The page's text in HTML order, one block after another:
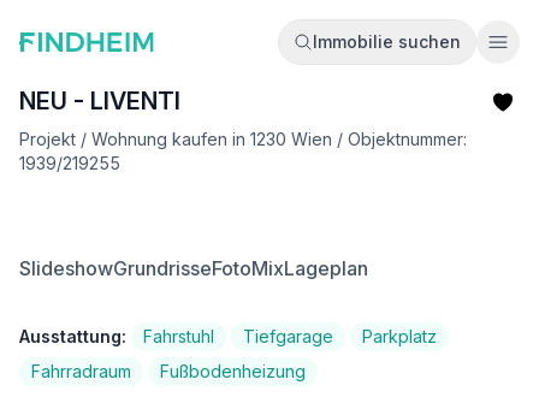
Immobilie suchen
NEU - LIVENTI
Projekt / Wohnung kaufen in 1230 Wien / Objektnummer:
1939/219255
SlideshowGrundrisseFotoMixLageplan
Ausstattung: Fahrstuhl Tiefgarage
Parkplatz
Fahrradraum
Fußbodenheizung